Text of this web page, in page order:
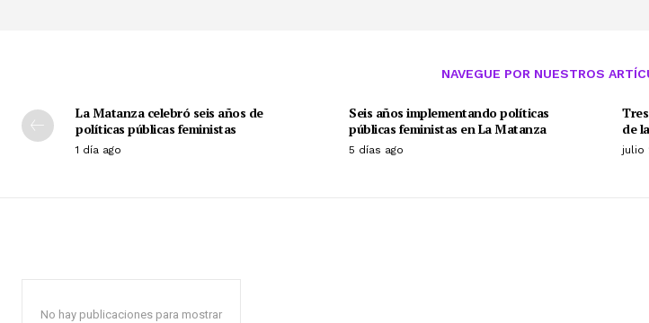
NAVEGUE POR NUESTROS
La Matanza celebró seis años de
políticas públicas feministas
1 día ago
Seis años implementando políticas
públicas feministas en La Matanza
5 días ago
de
julio
No hay publicaciones para mostrar